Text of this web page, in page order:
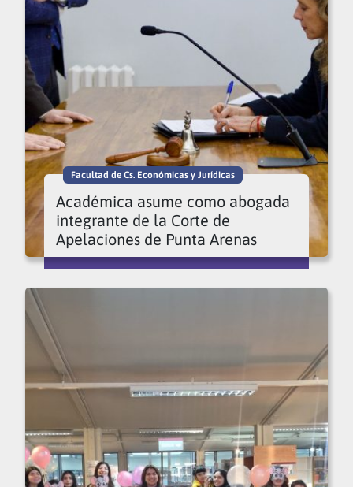
Facultad de Cs. Económicas y Jurídicas
Académica asume como abogada
integrante de la Corte de
Apelaciones de Punta Arenas